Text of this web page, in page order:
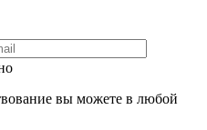
вы можете в любой